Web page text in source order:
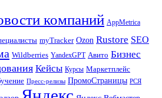
компаний AppMetrica
myTracker Ozon Rustore SEO
Wildberries YandexGPT Авито Бизнес
Кейсы Курсы Маркетплейс
Пресс-релизы ПромоСтраницы РСЯ